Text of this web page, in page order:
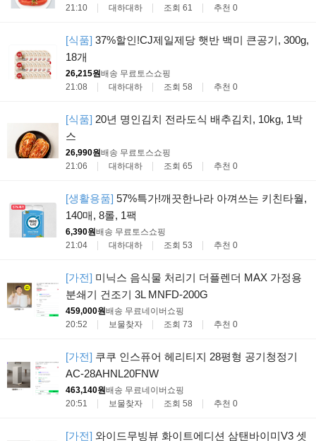
21:10
대하대하 조회 61 추천 0
[식품] 37%할인!CJ제일제당 햇반 백미 큰공기, 300g,
18개
26,215원배송 무료 토스쇼핑
21:08
대하대하 조회 58 추천 0
[식품] 20년 명인김치 전라도식 배추김치, 10kg, 1박
스
26,990원배송 무료 토스쇼핑
21:06
대하대하 조회 65 추천 0
[생활용품] 57%특가!깨끗한나라 아껴쓰는 키친타월,
140매, 8롤, 1팩
6,390원배송 무료 토스쇼핑
21:04
대하대하 조회 53 추천 0
[가전] 미닉스 음식물 처리기 더플렌더 MAX 가정용
분쇄기 건조기 3L MNFD-200G
459,000원배송 무료네이버쇼핑
20:52
보물찾자 조회 73 추천 0
[가전] 쿠쿠 인스퓨어 헤리티지 28평형 공기청정기
AC-28AHNL20FNW
463,140원배송 무료네이버쇼핑
20:51
보물찾자 조회 58 추천 0
[가전] 와이드무빙뷰 화이트에디션 삼탠바이미V3 셋